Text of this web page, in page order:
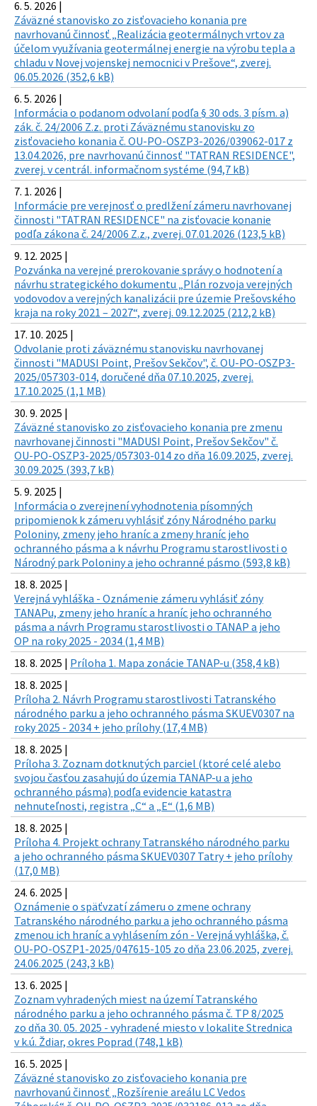
6. 5. 2026 |
Záväzné stanovisko zo zisťovacieho konania pre
navrhovanú činnosť „Realizácia geotermálnych vrtov za
účelom využívania geotermálnej energie na výrobu tepla a
chladu v Novej vojenskej nemocnici v Prešove“, zverej.
06.05.2026 (352,6 kB)
6. 5. 2026 |
Informácia o podanom odvolaní podľa § 30 ods. 3 písm. a)
zák. č. 24/2006 Z.z. proti Záväznému stanovisku zo
zisťovacieho konania č. OU-PO-OSZP3-2026/039062-017 z
13.04.2026, pre navrhovanú činnosť "TATRAN RESIDENCE",
zverej. v centrál. informačnom systéme (94,7 kB)
7. 1. 2026 |
Informácie pre verejnosť o predlžení zámeru navrhovanej
činnosti "TATRAN RESIDENCE" na zisťovacie konanie
podľa zákona č. 24/2006 Z.z., zverej. 07.01.2026 (123,5 kB)
9. 12. 2025 |
Pozvánka na verejné prerokovanie správy o hodnotení a
návrhu strategického dokumentu „Plán rozvoja verejných
vodovodov a verejných kanalizácii pre územie Prešovského
kraja na roky 2021 – 2027“, zverej. 09.12.2025 (212,2 kB)
17. 10. 2025 |
Odvolanie proti záväznému stanovisku navrhovanej
činnosti "MADUSI Point, Prešov Sekčov", č. OU-PO-OSZP3-
2025/057303-014, doručené dňa 07.10.2025, zverej.
17.10.2025 (1,1 MB)
30. 9. 2025 |
Záväzné stanovisko zo zisťovacieho konania pre zmenu
navrhovanej činnosti "MADUSI Point, Prešov Sekčov" č.
OU-PO-OSZP3-2025/057303-014 zo dňa 16.09.2025, zverej.
30.09.2025 (393,7 kB)
5. 9. 2025 |
Informácia o zverejnení vyhodnotenia písomných
pripomienok k zámeru vyhlásiť zóny Národného parku
Poloniny, zmeny jeho hraníc a zmeny hraníc jeho
ochranného pásma a k návrhu Programu starostlivosti o
Národný park Poloniny a jeho ochranné pásmo (593,8 kB)
18. 8. 2025 |
Verejná vyhláška - Oznámenie zámeru vyhlásiť zóny
TANAPu, zmeny jeho hraníc a hraníc jeho ochranného
pásma a návrh Programu starostlivosti o TANAP a jeho
OP na roky 2025 - 2034 (1,4 MB)
18. 8. 2025 | Príloha 1. Mapa zonácie TANAP-u (358,4 kB)
18. 8. 2025 |
Príloha 2. Návrh Programu starostlivosti Tatranského
národného parku a jeho ochranného pásma SKUEV0307 na
roky 2025 - 2034 + jeho prílohy (17,4 MB)
18. 8. 2025 |
Príloha 3. Zoznam dotknutých parciel (ktoré celé alebo
svojou časťou zasahujú do územia TANAP-u a jeho
ochranného pásma) podľa evidencie katastra
nehnuteľnosti, registra „C“ a „E“ (1,6 MB)
18. 8. 2025 |
Príloha 4. Projekt ochrany Tatranského národného parku
a jeho ochranného pásma SKUEV0307 Tatry + jeho prílohy
(17,0 MB)
24. 6. 2025 |
Oznámenie o späťvzatí zámeru o zmene ochrany
Tatranského národného parku a jeho ochranného pásma
zmenou ich hraníc a vyhlásením zón - Verejná vyhláška, č.
OU-PO-OSZP1-2025/047615-105 zo dňa 23.06.2025, zverej.
24.06.2025 (243,3 kB)
13. 6. 2025 |
Zoznam vyhradených miest na území Tatranského
národného parku a jeho ochranného pásma č. TP 8/2025
zo dňa 30. 05. 2025 - vyhradené miesto v lokalite Strednica
v k.ú. Ždiar, okres Poprad (748,1 kB)
16. 5. 2025 |
Záväzné stanovisko zo zisťovacieho konania pre
navrhovanú činnosť „Rozšírenie areálu LC Vedos